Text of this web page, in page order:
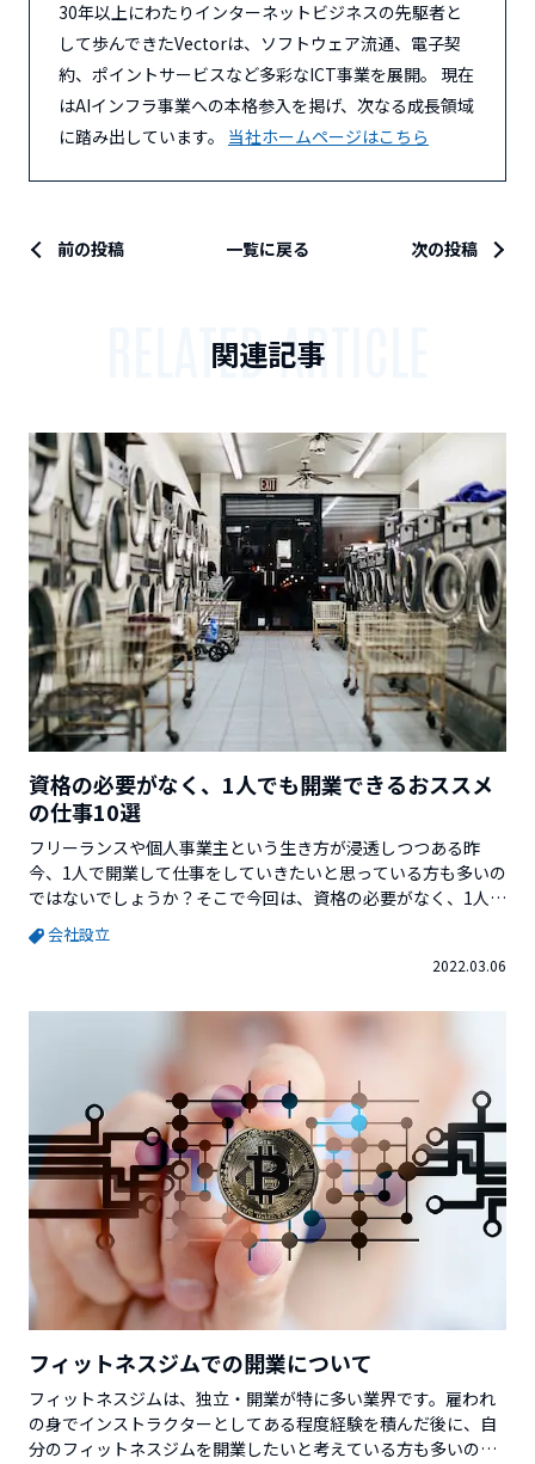
30年以上にわたりインターネットビジネスの先駆者と
して歩んできたVectorは、ソフトウェア流通、電子契
約、ポイントサービスなど多彩なICT事業を展開。 現在
はAIインフラ事業への本格参入を掲げ、次なる成長領域
に踏み出しています。 当社ホームページはこちら
前の投稿 一覧に戻る 次の投稿
関連記事
RELATED ARTICLE
資格の必要がなく、1人でも開業できるおススメ
の仕事10選
フリーランスや個人事業主という生き方が浸透しつつある昨
今、1人で開業して仕事をしていきたいと思っている方も多いの
ではないでしょうか？そこで今回は、資格の必要がなく、1人で
も開業できるおススメの仕事をご紹介していきます。※この記
事を書いているVector Venture Supportを運営している株式会
社ベクターホールディングスが発行している「起業のミカタ
会社設立
2022.03.06
フィットネスジムでの開業について
フィットネスジムは、独立・開業が特に多い業界です。雇われ
の身でインストラクターとしてある程度経験を積んだ後に、自
分のフィットネスジムを開業したいと考えている方も多いので